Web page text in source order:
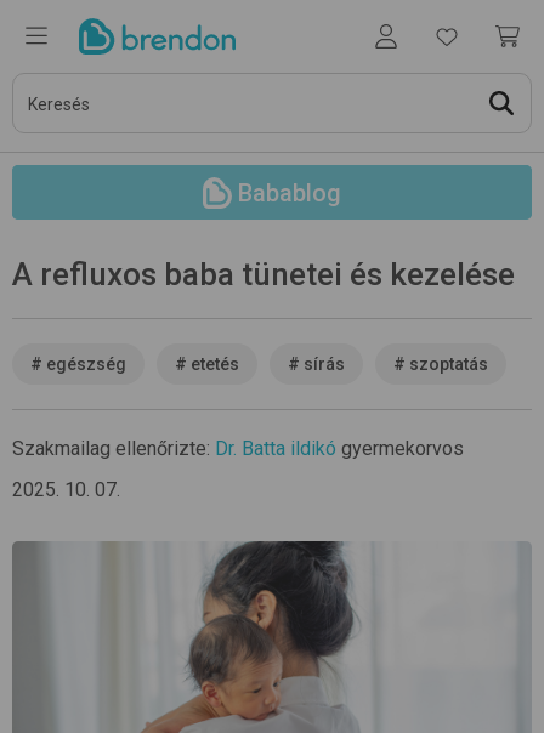
Babablog
A refluxos baba tünetei és kezelése
# egészség # etetés # sírás # szoptatás
Szakmailag ellenőrizte: Dr. Batta ildikó gyermekorvos
2025. 10. 07.